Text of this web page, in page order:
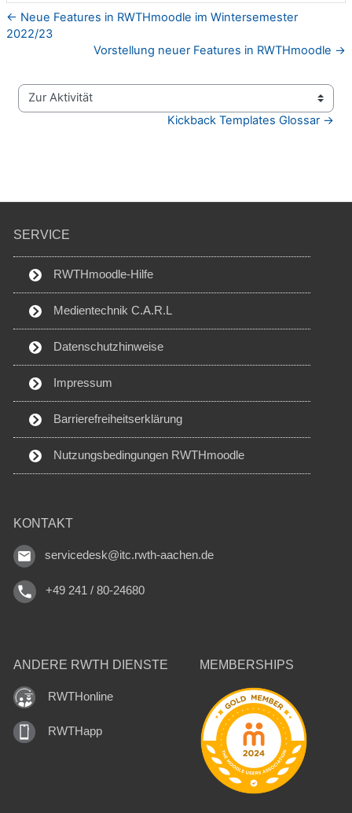
← Neue Features in RWTHmoodle im Wintersemester
2022/23
Vorstellung neuer Features in RWTHmoodle →
Zur Aktivität
Kickback Templates Glossar →
SERVICE
RWTHmoodle-Hilfe
Medientechnik C.A.R.L
Datenschutzhinweise
Impressum
Barrierefreiheitserklärung
Nutzungsbedingungen RWTHmoodle
KONTAKT
servicedesk@itc.rwth-aachen.de
+49 241 / 80-24680
ANDERE RWTH DIENSTE
RWTHonline
RWTHapp
MEMBERSHIPS